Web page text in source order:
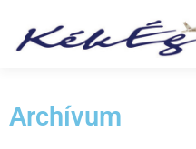
Archívum